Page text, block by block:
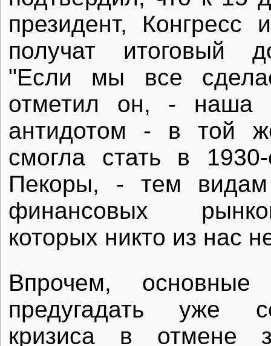
президент, Конгресс
получат итоговый
"Если мы все
отметил он, - наша
антидотом - в той
смогла стать в
Пекоры, - тем видам
финансовых
которых никто из нас
Впрочем,
предугадать уже
кризиса в отмене